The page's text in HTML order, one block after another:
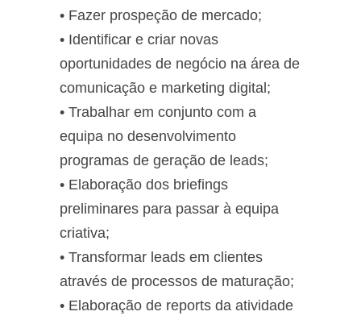
• Fazer prospeção de mercado;
• Identificar e criar novas
oportunidades de negócio na área de
comunicação e marketing digital;
• Trabalhar em conjunto com a
equipa no desenvolvimento
programas de geração de leads;
• Elaboração dos briefings
preliminares para passar à equipa
criativa;
• Transformar leads em clientes
através de processos de maturação;
• Elaboração de reports da atividade